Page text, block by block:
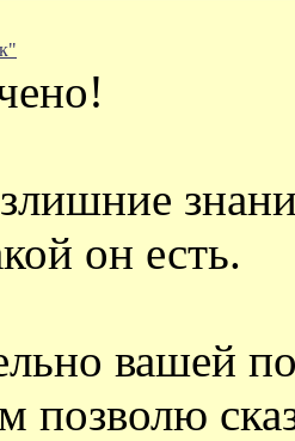
он есть.
вашей
позволю